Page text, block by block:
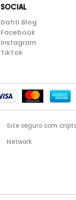
SOCIAL
Dafiti Blog
Facebook
Instagram
TikTok
Site seguro com
Network